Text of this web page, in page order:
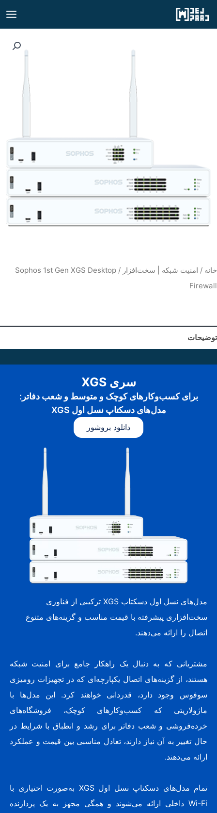
پرش
خانه / امنیت شبکه | سخت‌افزار
/ Sophos 1st Gen XGS Desktop
Firewall
توضیحات
سری XGS
برای کسب‌وکارهای کوچک و متوسط و شعب دفاتر:
مدل‌های دسکتاپ نسل اول XGS
دانلود بروشور
مدل‌های نسل اول دسکتاپ XGS ترکیبی از فناوری
سخت‌افزاری پیشرفته با قیمت مناسب و گزینه‌های متنوع
اتصال را ارائه می‌دهند.
مشتریانی که به دنبال یک راهکار جامع برای امنیت شبکه
هستند، از گزینه‌های اتصال یکپارچه‌ای که در تجهیزات رومیزی
سوفوس وجود دارد، قدردانی خواهند کرد. این مدل‌ها با
ماژولاریتی که کسب‌وکارهای کوچک، فروشگاه‌های
خرده‌فروشی و شعب دفاتر برای رشد و انطباق با شرایط در
حال تغییر به آن نیاز دارند، تعادل مناسبی بین قیمت و عملکرد
ارائه می‌دهند.
تمام مدل‌های دسکتاپ نسل اول XGS به‌صورت اختیاری با
Wi-Fi داخلی ارائه می‌شوند و همگی مجهز به یک پردازنده